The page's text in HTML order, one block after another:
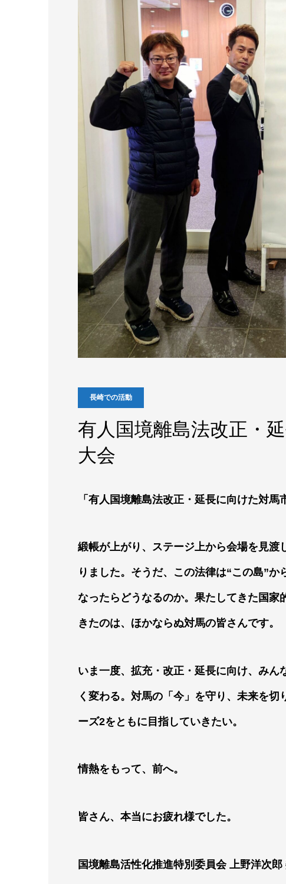
長崎での活動
有人国境離島法改正・
大会
「有人国境離島法改正・延長に向けた対馬
緞帳が上がり、ステージ上から会場を見
りました。そうだ、この法律は“この島”
なったらどうなるのか。果たしてきた国
きたのは、ほかならぬ対馬の皆さんです。
いま一度、拡充・改正・延長に向け、みん
く変わる。対馬の「今」を守り、未来を
ーズ2をともに目指していきたい。
情熱をもって、前へ。
皆さん、本当にお疲れ様でした。
国境離島活性化推進特別委員会 上野洋次郎